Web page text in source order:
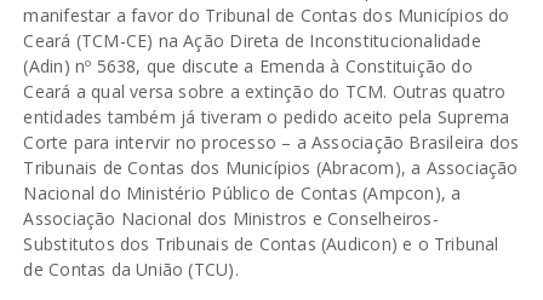
manifestar a favor do Tribunal de Contas dos Municípios do
Ceará (TCM-CE) na Ação Direta de Inconstitucionalidade
(Adin) nº 5638, que discute a Emenda à Constituição do
Ceará a qual versa sobre a extinção do TCM. Outras quatro
entidades também já tiveram o pedido aceito pela Suprema
Corte para intervir no processo – a Associação Brasileira dos
Tribunais de Contas dos Municípios (Abracom), a Associação
Nacional do Ministério Público de Contas (Ampcon), a
Associação Nacional dos Ministros e Conselheiros-
Substitutos dos Tribunais de Contas (Audicon) e o Tribunal
de Contas da União (TCU).